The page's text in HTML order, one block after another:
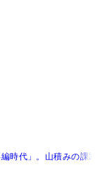
時代」。山積みの課